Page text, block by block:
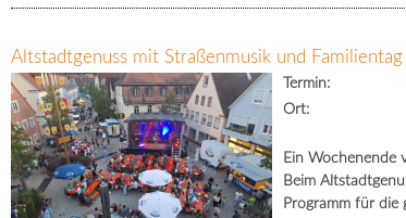
Altstadtgenuss mit Straßenmusik und
Termin:
Ort:
Ein Wochenende
Beim
Programm für die